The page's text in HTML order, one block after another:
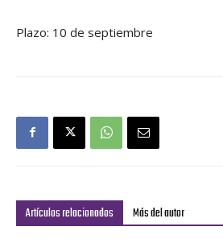
Plazo: 10 de septiembre
Artículos relacionados Más del autor